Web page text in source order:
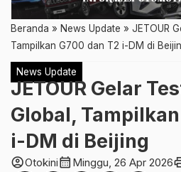
Beranda » News Update » JETOUR
Tampilkan G700 dan T2 i-DM di
News Update
JETOUR Gelar
Global,
i-DM di Beijing
account_circleOtokinicalendar_month Minggu, 26 Apr 2026